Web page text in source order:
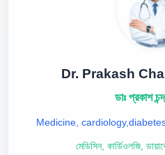
Dr. Prakash
ডাঃ প্রকাশ
Medicine,
মেডিসিন, কার্ডিওলজি,